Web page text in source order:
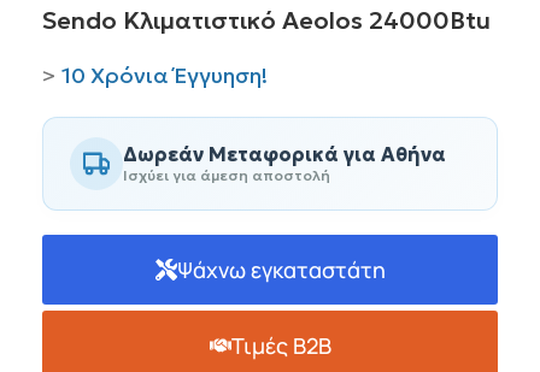
Sendo Κλιματιστικό Aeolos 24000Btu
> 10 Χρόνια Έγγυηση!
Δωρεάν Μεταφορικά για Αθήνα
Ισχύει για άμεση αποστολή
Ψάχνω εγκαταστάτη
Τιμές B2B